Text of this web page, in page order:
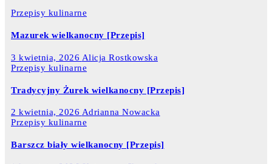
Przepisy kulinarne
Mazurek wielkanocny [Przepis]
3 kwietnia, 2026 Alicja Rostkowska
Przepisy kulinarne
Tradycyjny Żurek wielkanocny [Przepis]
2 kwietnia, 2026 Adrianna Nowacka
Przepisy kulinarne
Barszcz biały wielkanocny [Przepis]